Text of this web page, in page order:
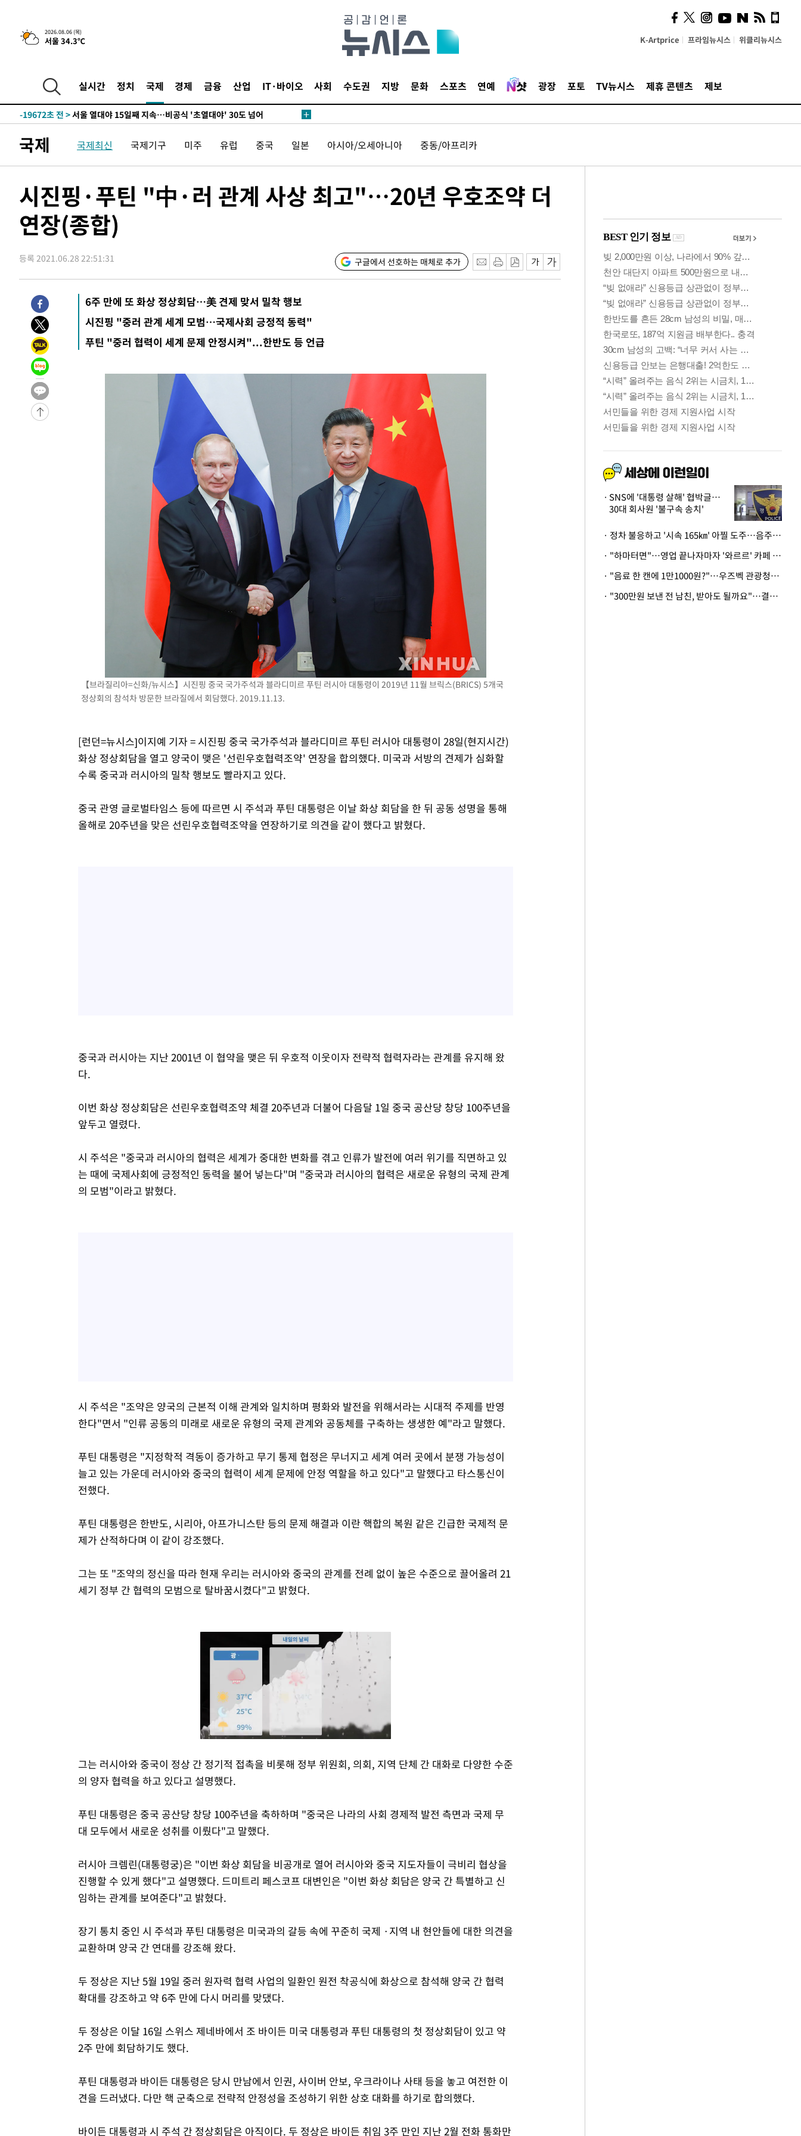
2026.08.06 (목)
서울 34.3℃ K-Artprice 프라임뉴시스 위클리뉴시스
실시간 정치 국제 경제 금융 산업 IT·바이오 사회 수도권 지방 문화 스포츠 연예 광장 포토 TV뉴시스 제휴 콘텐츠 제보
-23659초 전 >[속보]경찰, '홍명보 선임 논란' 대한축구협회·축구회관 등 압수수
-22111초 전 >
[속보]전남광주 초대 시민추천 부시장에 백승주·윤난실
-19672초 전 >서울 열대야 15일째 지속…비공식 '초열대야' 30도 넘어
-18239초 전 >[속보]코스닥, 2.15포인트(0.27%) 내린 797.44 출발
-18222초 전 >
[속보]코스피, 119.51포인트(1.81%) 내린 6478.75 개장
-14669초 전 >
-11982초 전 >미 워싱턴주 스포캔 시의 통제불능 3개 산불, 방화선 일부 구축
-4155초 전 >[속보] 호르무즈 해협 이란-오만 협상 기대속 뉴욕증시 혼조 마감 다
우 0.49%↑
-2510초 전 >[속보] 이란 대통령 "지금 최고지도자와 소통하기가 매우 어려워" 취
임 3년 인터뷰[속보] "이란-오만, 호르무즈 해협 통행 항로 합의" 이란 외무부 대변인
-28847초 전 > 내일까지 39도 '펄펄'…기상청 "태풍 지나며 폭염 잠시 꺾인다"
-24982초 전 > [속보]산업장관 "李정부, 원전 반대 안해…안정 전력 위해 불가피"
-23679초 전 >
[속보]경찰, '홍명보 선임 논란' 대한축구협회·축구회관 등 압수수
-23066초 전 >
[속보]산업장관 "美무역법 제301조 과잉생산 결과 발표 8월 중 예
-22859초 전 >
-22131초 전 >
[속보]전남광주 초대 시민추천 부시장에 백승주·윤난실
-19692초 전 >
서울 열대야 15일째 지속…비공식 '초열대야' 30도 넘어
-18259초 전 >
[속보]코스닥, 2.15포인트(0.27%) 내린 797.44 출발
-18242초 전 >
[속보]코스피, 119.51포인트(1.81%) 내린 6478.75 개장
6월 경상수지 497.3억 달러…두 달 연속 사상 최대
서울 낮 39도 '폭염중대경보'…40도 관측 가능성도
미 워싱턴주 스포캔 시의 통제불능 3개 산불, 방화선 일부 구축
[속보] 호르무즈 해협 이란-오만 협상 기대속 뉴욕증시 혼조 마감 다
[속보] 이란 대통령 "지금 최고지도자와 소통하기가 매우 어려워" 취
[속보] "이란-오만, 호르무즈 해협 통행 항로 합의" 이란 외무부 대변인
국제 국제최신 국제기구 미주 유럽 중국 일본 아시아/오세아니아 중동/아프리카
시진핑·푸틴 "中·러 관계 사상 최고"…20년 우호조약 더
연장(종합)
등록 2021.06.28 22:51:31 구글에서 선호하는 매체로 추가
6주 만에 또 화상 정상회담…美 견제 맞서 밀착 행보
시진핑 "중러 관계 세계 모범…국제사회 긍정적 동력"
푸틴 "중러 협력이 세계 문제 안정시켜"...한반도 등 언급
【브라질리아=신화/뉴시스】시진핑 중국 국가주석과 블라디미르 푸틴 러시아 대통령이 2019년 11월 브릭스(BRICS) 5개국
정상회의 참석차 방문한 브라질에서 회담했다. 2019.11.13.
[런던=뉴시스]이지예 기자 = 시진핑 중국 국가주석과 블라디미르 푸틴 러시아 대통령이 28일(현지시간)
화상 정상회담을 열고 양국이 맺은 '선린우호협력조약' 연장을 합의했다. 미국과 서방의 견제가 심화할
수록 중국과 러시아의 밀착 행보도 빨라지고 있다.
중국 관영 글로벌타임스 등에 따르면 시 주석과 푸틴 대통령은 이날 화상 회담을 한 뒤 공동 성명을 통해
올해로 20주년을 맞은 선린우호협력조약을 연장하기로 의견을 같이 했다고 밝혔다.
중국과 러시아는 지난 2001년 이 협약을 맺은 뒤 우호적 이웃이자 전략적 협력자라는 관계를 유지해 왔
다.
이번 화상 정상회담은 선린우호협력조약 체결 20주년과 더불어 다음달 1일 중국 공산당 창당 100주년을
앞두고 열렸다.
시 주석은 "중국과 러시아의 협력은 세계가 중대한 변화를 겪고 인류가 발전에 여러 위기를 직면하고 있
는 때에 국제사회에 긍정적인 동력을 불어 넣는다"며 "중국과 러시아의 협력은 새로운 유형의 국제 관계
의 모범"이라고 밝혔다.
시 주석은 "조약은 양국의 근본적 이해 관계와 일치하며 평화와 발전을 위해서라는 시대적 주제를 반영
한다"면서 "인류 공동의 미래로 새로운 유형의 국제 관계와 공동체를 구축하는 생생한 예"라고 말했다.
푸틴 대통령은 "지정학적 격동이 증가하고 무기 통제 협정은 무너지고 세계 여러 곳에서 분쟁 가능성이
늘고 있는 가운데 러시아와 중국의 협력이 세계 문제에 안정 역할을 하고 있다"고 말했다고 타스통신이
전했다.
푸틴 대통령은 한반도, 시리아, 아프가니스탄 등의 문제 해결과 이란 핵합의 복원 같은 긴급한 국제적 문
제가 산적하다며 이 같이 강조했다.
그는 또 "조약의 정신을 따라 현재 우리는 러시아와 중국의 관계를 전례 없이 높은 수준으로 끌어올려 21
세기 정부 간 협력의 모범으로 탈바꿈시켰다"고 밝혔다.
그는 러시아와 중국이 정상 간 정기적 접촉을 비롯해 정부 위원회, 의회, 지역 단체 간 대화로 다양한 수준
의 양자 협력을 하고 있다고 설명했다.
푸틴 대통령은 중국 공산당 창당 100주년을 축하하며 "중국은 나라의 사회 경제적 발전 측면과 국제 무
대 모두에서 새로운 성취를 이뤘다"고 말했다.
러시아 크렘린(대통령궁)은 "이번 화상 회담을 비공개로 열어 러시아와 중국 지도자들이 극비리 협상을
진행할 수 있게 했다"고 설명했다. 드미트리 페스코프 대변인은 "이번 화상 회담은 양국 간 특별하고 신
임하는 관계를 보여준다"고 밝혔다.
장기 통치 중인 시 주석과 푸틴 대통령은 미국과의 갈등 속에 꾸준히 국제 ·지역 내 현안들에 대한 의견을
교환하며 양국 간 연대를 강조해 왔다.
두 정상은 지난 5월 19일 중러 원자력 협력 사업의 일환인 원전 착공식에 화상으로 참석해 양국 간 협력
확대를 강조하고 약 6주 만에 다시 머리를 맞댔다.
두 정상은 이달 16일 스위스 제네바에서 조 바이든 미국 대통령과 푸틴 대통령의 첫 정상회담이 있고 약
2주 만에 회담하기도 했다.
푸틴 대통령과 바이든 대통령은 당시 만남에서 인권, 사이버 안보, 우크라이나 사태 등을 놓고 여전한 이
견을 드러냈다. 다만 핵 군축으로 전략적 안정성을 조성하기 위한 상호 대화를 하기로 합의했다.
바이든 대통령과 시 주석 간 정상회담은 아직이다. 두 정상은 바이든 취임 3주 만인 지난 2월 전화 통화만
계…'고급 가요'의 주체적
영토
SNS에 '대통령 살해' 협박글…
30대 회사원 '불구속 송치'
· 정차 불응하고 '시속 165㎞' 아찔 도주…음주운전자 체포
· "하마터면"…영업 끝나자마자 '와르르' 카페 테라스 덮친 대리석 외벽
· "음료 한 캔에 1만1000원?"…우즈벡 관광청까지 나섰다, 유튜버 폭로 후폭풍
· "300만원 보낸 전 남친, 받아도 될까요"…결혼 앞둔 예비신부의 뜻밖 고충